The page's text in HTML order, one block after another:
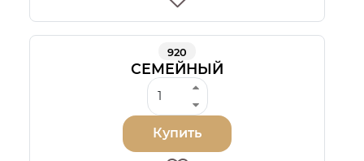
920
СЕМЕЙНЫЙ
Купить